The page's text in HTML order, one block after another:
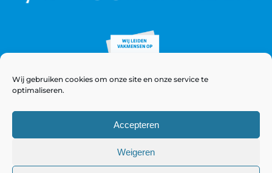
Wij gebruiken cookies om onze site en onze service te
optimaliseren.
Accepteren
Weigeren
© Copyright 2021 - 2026 WeeversNieuwstad